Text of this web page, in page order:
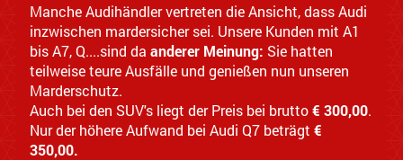
Manche Audihändler vertreten die Ansicht, dass Audi
inzwischen mardersicher sei. Unsere Kunden mit A1
bis A7, Q....sind da anderer Meinung: Sie hatten
teilweise teure Ausfälle und genießen nun unseren
Marderschutz.
Auch bei den SUV's liegt der Preis bei brutto€ 300,00.
Nur der höhere Aufwand bei Audi Q7 beträgt €
350,00.